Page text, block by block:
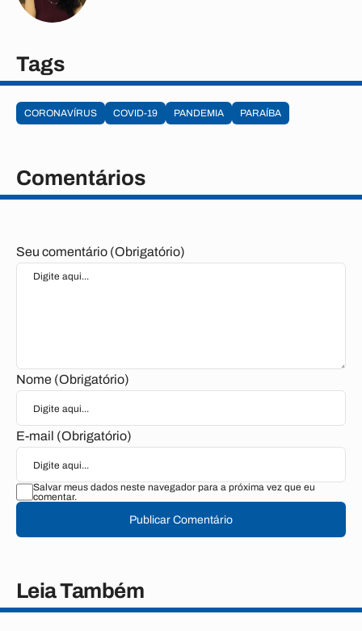
Tags
CORONAVÍRUS COVID-19 PANDEMIA PARAÍBA
Comentários
Seu comentário (Obrigatório)
Nome (Obrigatório)
E-mail (Obrigatório)
Salvar meus dados neste navegador para a próxima vez que eu
comentar.
Publicar Comentário
Leia Também